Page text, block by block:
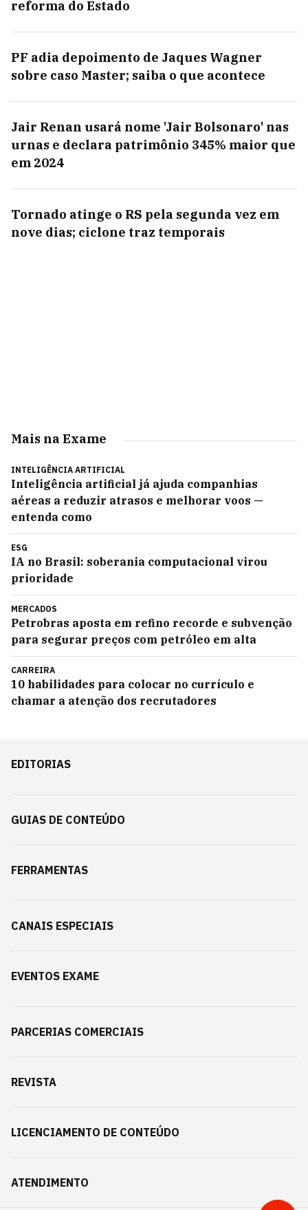
reforma do Estado
PF adia depoimento de Jaques Wagner
sobre caso Master; saiba o que acontece
Jair Renan usará nome 'Jair Bolsonaro' nas
urnas e declara patrimônio 345% maior que
em 2024
Tornado atinge o RS pela segunda vez em
nove dias; ciclone traz temporais
Mais na Exame
INTELIGÊNCIA ARTIFICIAL
Inteligência artificial já ajuda companhias
aéreas a reduzir atrasos e melhorar voos —
entenda como
ESG
IA no Brasil: soberania computacional virou
prioridade
MERCADOS
Petrobras aposta em refino recorde e subvenção
para segurar preços com petróleo em alta
CARREIRA
10 habilidades para colocar no currículo e
chamar a atenção dos recrutadores
EDITORIAS
GUIAS DE CONTEÚDO
FERRAMENTAS
CANAIS ESPECIAIS
EVENTOS EXAME
PARCERIAS COMERCIAIS
REVISTA
LICENCIAMENTO DE CONTEÚDO
ATENDIMENTO